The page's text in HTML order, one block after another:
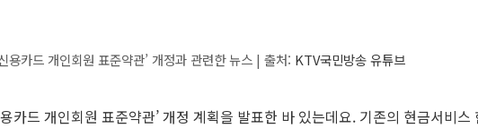
용카드 개인회원 표준약관’ 개정과 관련한 뉴스 | 출처: KTV국민방송 유튜브
카드 개인회원 표준약관’ 개정 계획을 발표한 바 있는데요. 기존의 현금서비스